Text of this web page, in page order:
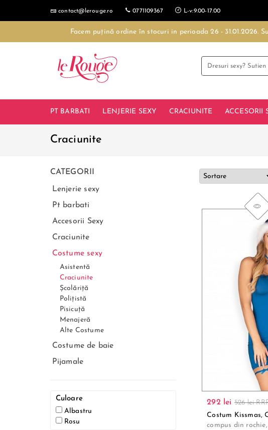
contact@lerouge.ro 0771109367 L-v:9.00-17.00
Facem puțină ordine în stocuri in perioada 26 - 31.01.2026.
PT BARBATI LENJERIE SEXY CRACIUNITE ACCESORII
Craciunite
292 lei 526 lei
Costum Kissmas,
compus din
CATEGORII
Lenjerie sexy
Pt barbati
Accesorii Sexy
Craciunite
Costume sexy
Asistentă
Craciunite
Școlăriță
Polițistă
Pisicuță
Menajeră
Alte Costume
Costume de baie
Pijamale
Culoare
Albastru
Rosu